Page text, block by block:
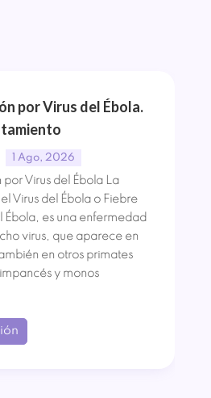
por Virus del Ébola.
1 Ago, 2026
Virus del Ébola La
Virus del Ébola o Fiebre
Ébola, es una enfermedad
virus, que aparece en
en otros primates
y monos